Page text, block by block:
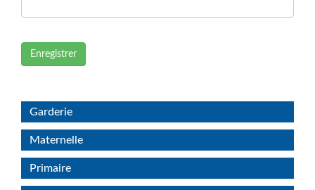
Enregistrer
Garderie
Maternelle
Primaire